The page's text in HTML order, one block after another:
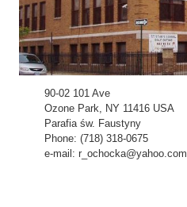
90-02 101 Ave
Ozone Park, NY 11416 USA
Parafia św. Faustyny
Phone: (718) 318-0675
e-mail: r_ochocka@yahoo.com